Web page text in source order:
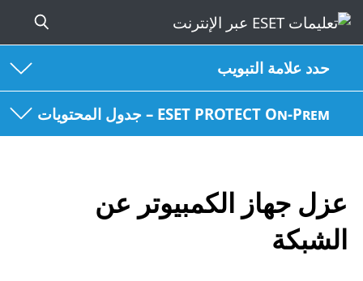
حدد علامة التبويب
ESET PROTECT On-Prem – جدول المحتويات
عزل جهاز الكمبيوتر عن
الشبكة